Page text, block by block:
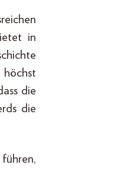
in
die
die